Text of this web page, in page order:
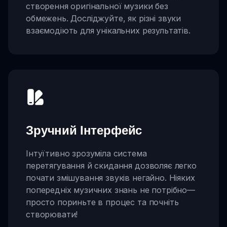
створення оригінальної музики без
обмежень. Досліджуйте, як різні звуки
взаємодіють для унікальних результатів.
Зручний Інтерфейс
Інтуїтивно зрозуміла система
перетягування й скидання дозволяє легко
почати змішування звуків негайно. Ніяких
попередніх музичних знань не потрібно—
просто пориньте в процес та почніть
створювати!